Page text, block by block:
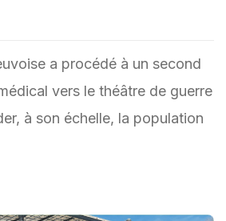
a procédé à un second
vers le théâtre de guerre
à son échelle, la population